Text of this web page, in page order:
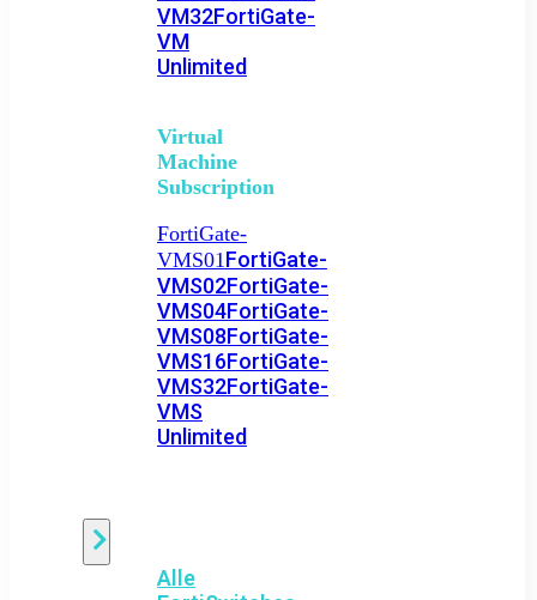
VM32FortiGate-
VM
Unlimited
Virtual
Machine
Subscription
FortiGate-
VMS01FortiGate-
VMS02FortiGate-
VMS04FortiGate-
VMS08FortiGate-
VMS16FortiGate-
VMS32FortiGate-
VMS
Unlimited
Alle